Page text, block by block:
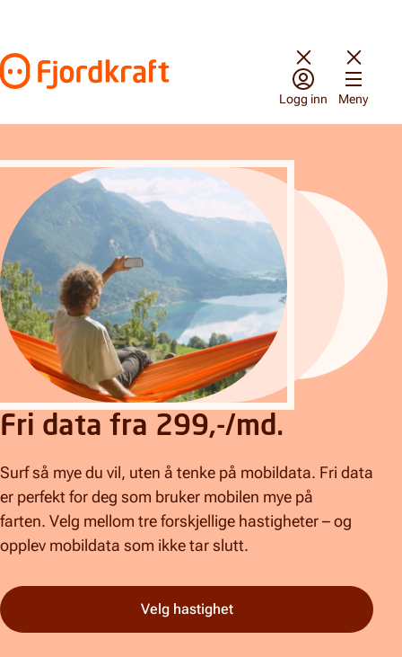
Gå til forsiden
Logg inn Meny
Fri data fra 299,-/md.
Surf så mye du vil, uten å tenke på mobildata. Fri data
er perfekt for deg som bruker mobilen mye på
farten. Velg mellom tre forskjellige hastigheter – og
opplev mobildata som ikke tar slutt.
Velg hastighet